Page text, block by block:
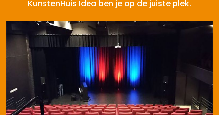
KunstenHuis Idea ben je op de juiste plek.